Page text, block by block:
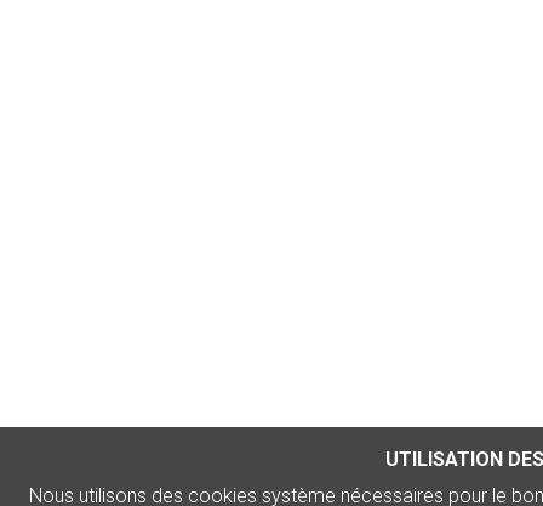
UTILISATION
Nous utilisons des cookies système nécessaires pour le